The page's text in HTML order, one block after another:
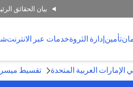
بيان الحقائق
تأمينإدارة الثروةخدمات عبر الانترنت
العربية المتحدة تقسيط ميسر